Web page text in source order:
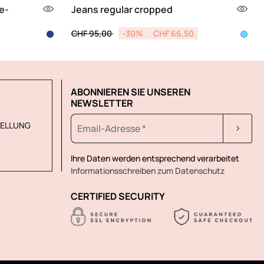
Jeans regular cropped
Price reduced from
CHF 95,00to -30% CHF 66,50
ABONNIEREN SIE UNSEREN
NEWSLETTER
Ihre Daten werden entsprechend verarbeitet
Informationsschreiben zum Datenschutz
CERTIFIED SECURITY